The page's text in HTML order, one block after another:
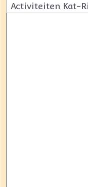
Activiteiten Kat-